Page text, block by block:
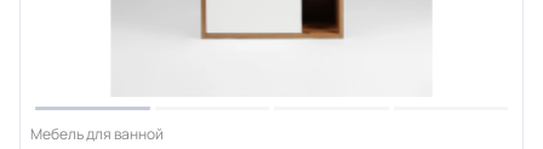
Мебель для ванной